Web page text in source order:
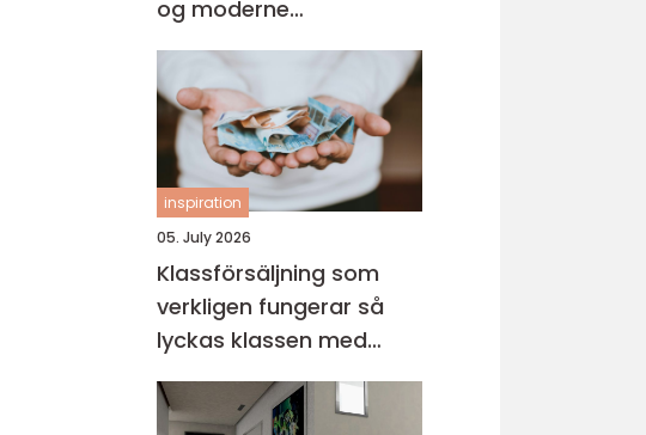
og moderne
glassløsninger
inspiration
05. July 2026
Klassförsäljning som
verkligen fungerar så
lyckas klassen med
intäkterna